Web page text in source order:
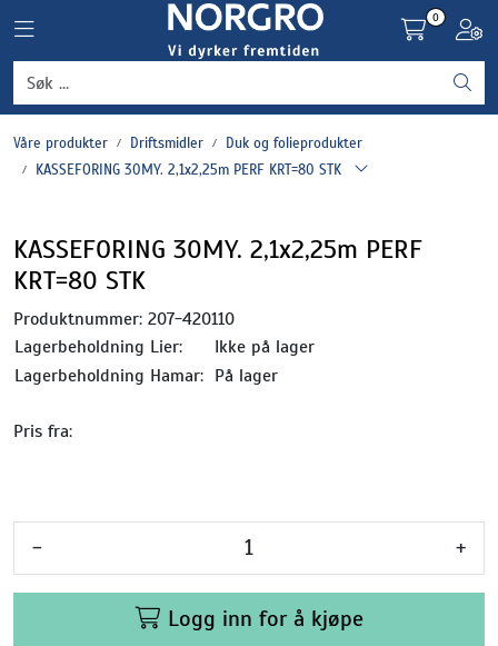
Toggle navigation
0
Våre produkter Driftsmidler
Duk og folieprodukter
KASSEFORING 30MY. 2,1x2,25m PERF KRT=80 STK
KASSEFORING 30MY. 2,1x2,25m PERF
KRT=80 STK
Produktnummer: 207-420110
Lagerbeholdning Lier:
Ikke på lager
Lagerbeholdning Hamar: På lager
Pris fra:
- +
Logg inn for å kjøpe
Grønnsaker
Settepotet og setteløk
Plantevern og nyttedyr
Blomster, potter og brett